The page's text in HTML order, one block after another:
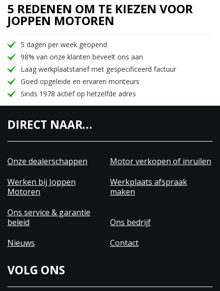
5 REDENEN OM TE KIEZEN VOOR
JOPPEN MOTOREN
5 dagen per week geopend
98% van onze klanten beveelt ons aan
Laag werkplaatstarief met gespecificeerd factuur
Goed opgeleide en ervaren monteurs
Sinds 1978 actief op hetzelfde adres
DIRECT NAAR…
Onze dealerschappen
Motor verkopen of inruilen
Werken bij Joppen
Motoren
Werkplaats afspraak
maken
Ons service & garantie
beleid
Ons bedrijf
Nieuws
Contact
VOLG ONS